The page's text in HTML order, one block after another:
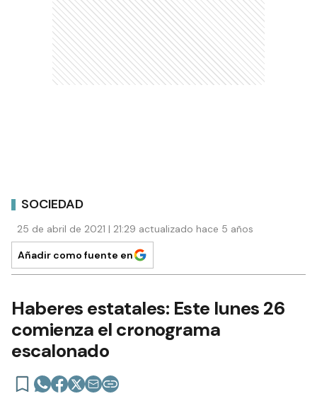
SOCIEDAD
25 de abril de 2021 | 21:29 actualizado hace 5 años
Añadir como fuente en
Haberes estatales: Este lunes 26
comienza el cronograma
escalonado